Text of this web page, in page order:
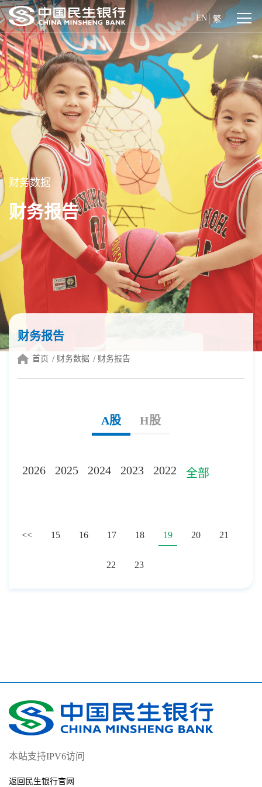
EN 繁
财务数据
财务报告
财务报告
首页 财务数据 财务报告
A股 H股
2026 2025 2024 2023 2022 全部
<< 15 16 17 18 19 20 21
22 23
本站支持IPV6访问
返回民生银行官网